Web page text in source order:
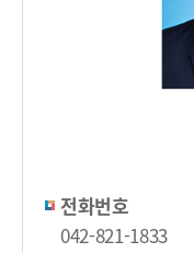
전화번호
042-821-1833